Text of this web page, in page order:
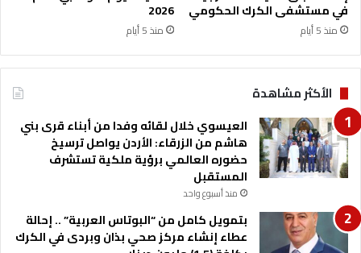
ى
ف
ع
ق
ة
في مستشفى الكرك الحكومي
منذ 5 أيام
2026
منذ 5 أيام
الأكثر مشاهدة
العيسوي خلال لقائه وفدا من أبناء قرى بني
هاشم من الزرقاء: الأردن يواصل ترسيخ
حضوره العالمي برؤية ملكية تستشرف
المستقبل
منذ أسبوع واحد
بتمويل كامل من “البوتاس العربية” .. إحالة
عطاء إنشاء مركز صحي بذان وبردى في الكرك